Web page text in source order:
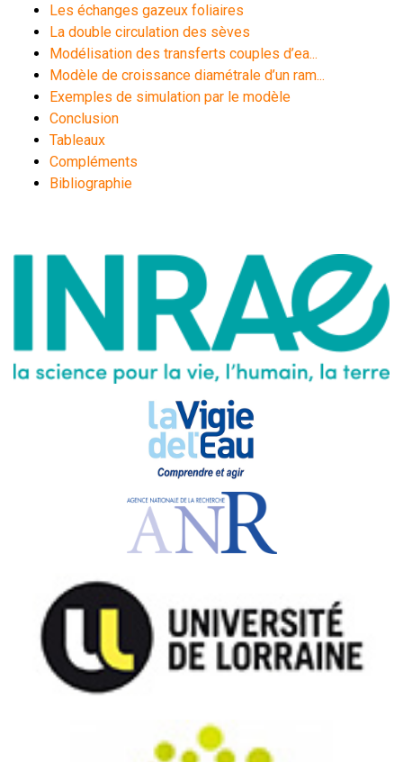
Les échanges gazeux foliaires
La double circulation des sèves
Modélisation des transferts couples d’ea...
Modèle de croissance diamétrale d’un ram...
Exemples de simulation par le modèle
Conclusion
Tableaux
Compléments
Bibliographie